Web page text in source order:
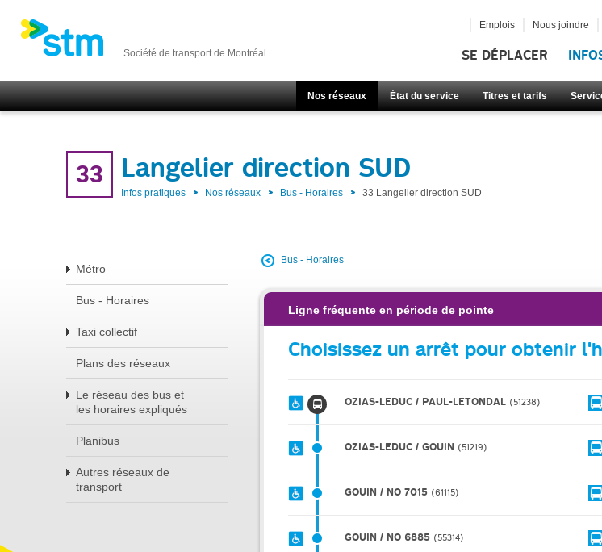
Société de transport de Montréal SE DÉPLACER
Nos réseaux État du service Titres et tarifs
Emplois Nous joindre
33 Langelier direction SUD
Infos pratiques Nos réseaux Bus - Horaires 33 Langelier direction SUD
Métro
Bus - Horaires
Taxi collectif
Plans des réseaux
Le réseau des bus et
les horaires expliqués
Planibus
Autres réseaux de
transport
Bus - Horaires
Ligne fréquente en période de pointe
Choisissez un arrêt pour obtenir
OZIAS-LEDUC / PAUL-LETONDAL 51238
OZIAS-LEDUC / GOUIN 51219
GOUIN / NO 7015 61115
GOUIN / NO 6885 55314